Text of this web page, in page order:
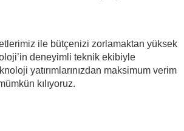
ile bütçenizi zorlamaktan yüksek
deneyimli teknik ekibiyle
yatırımlarınızdan maksimum verim
kılıyoruz.